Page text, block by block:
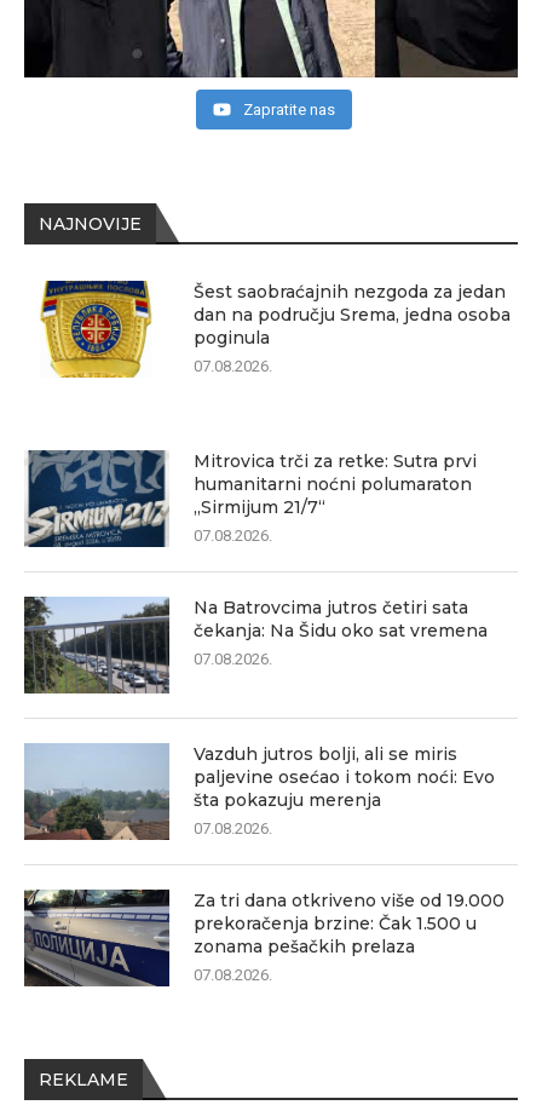
NAJNOVIJE
Šest saobraćajnih nezgoda za jedan
dan na području Srema, jedna osoba
poginula
07.08.2026.
Mitrovica trči za retke: Sutra prvi
humanitarni noćni polumaraton
„Sirmijum 21/7“
07.08.2026.
Na Batrovcima jutros četiri sata
čekanja: Na Šidu oko sat vremena
07.08.2026.
Vazduh jutros bolji, ali se miris
paljevine osećao i tokom noći: Evo
šta pokazuju merenja
07.08.2026.
Za tri dana otkriveno više od 19.000
prekoračenja brzine: Čak 1.500 u
zonama pešačkih prelaza
07.08.2026.
REKLAME
Zapratite nas